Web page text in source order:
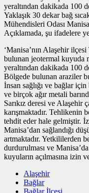
yeraltından dakikada 100
Yaklaşık 30 dekar bağ
Mühendisleri Odası
Açıklamada, şu ifadelere
‘Manisa’nın Alaşehir
bulunan jeotermal kuyuda
yeraltından dakikada 100
Bölgede bulunan araziler
İnsan sağlığı ve bağlar
ve birçok ağır metali
Sarıkız deresi ve Alaşehir
karışmaktadır. Tehlikenin
tehdit eder hale gelmiştir.
Manisa’dan sağlandığı
artmaktadır. Yetkililerden
durdurulması ve
kuyuların açılmasına izin
Alaşehir
Bağlar